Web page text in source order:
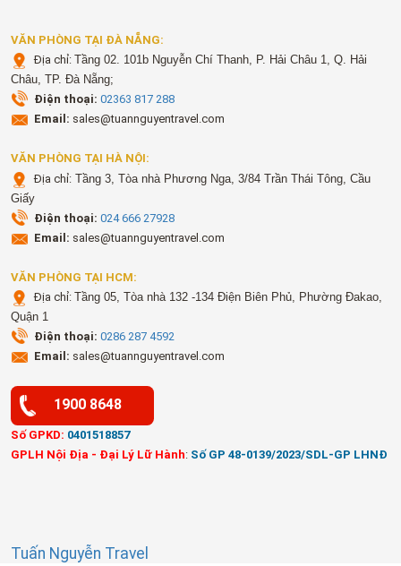
VĂN PHÒNG TẠI ĐÀ NẴNG:
Địa chỉ:Tầng 02. 101b Nguyễn Chí Thanh, P. Hải Châu 1, Q. Hải
Châu, TP. Đà Nẵng;
Điện thoại: 02363 817 288
Email: sales@tuannguyentravel.com
VĂN PHÒNG TẠI HÀ NỘI:
Địa chỉ: Tầng 3, Tòa nhà Phương Nga, 3/84 Trần Thái Tông, Cầu
Giấy
Điện thoại: 024 666 27928
Email: sales@tuannguyentravel.com
VĂN PHÒNG TẠI HCM:
Địa chỉ:Tầng 05, Tòa nhà 132 -134 Điện Biên Phủ, Phường Đakao,
Quận 1
Điện thoại: 0286 287 4592
Email: sales@tuannguyentravel.com
1900 8648
Số GPKD: 0401518857
GPLH Nội Địa - Đại Lý Lữ Hành: Số GP 48-0139/2023/SDL-GP LHNĐ
Tuấn Nguyễn Travel